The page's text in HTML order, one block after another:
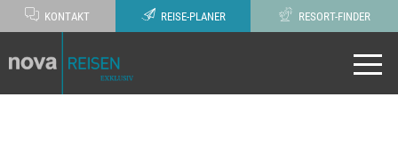
KONTAKT REISE-PLANER RESORT-FINDER